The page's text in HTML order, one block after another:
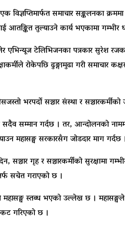
विज्ञप्तिमार्फत समाचार सङ्कलनका
आतङ्कित तुल्याउने कार्य भएकामा
टेलिभिजनका पत्रकार सुरेश
रोकेपछि ढुङ्गामुढा गरी समाचार
भरपर्दो सञ्चार संस्था र
सम्मान गर्दछ । तर, आन्दोलनको
महासङ्घ सरकारसँग जोडदार माग गर्दछ
सञ्चार गृह र सञ्चारकर्मीको सुरक्षामा
सचेत गराएको छ ।
स्तब्ध भएको उल्लेख छ । महासङ्घले
गरिएको छ ।